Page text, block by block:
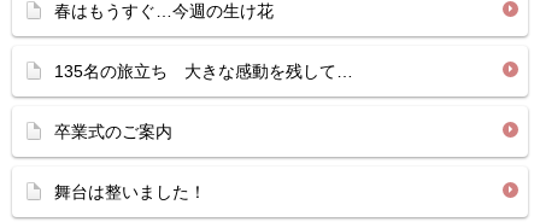
春はもうすぐ…今週の生け花
135名の旅立ち 大きな感動を残して…
卒業式のご案内
舞台は整いました！